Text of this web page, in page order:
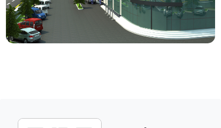
bakım ve temizlik hizmetinin yayılması.
Üretici firmanın itibarını ve halının markasını koruyan
anlayışı kazanmış servislerin desteklenmesi.
Ülke çapında aynı anlayış ve sistem ile yürüyen,